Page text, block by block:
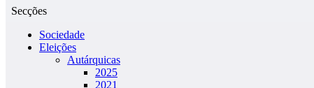
Secções
Sociedade
Eleições
Autárquicas
2025
2021